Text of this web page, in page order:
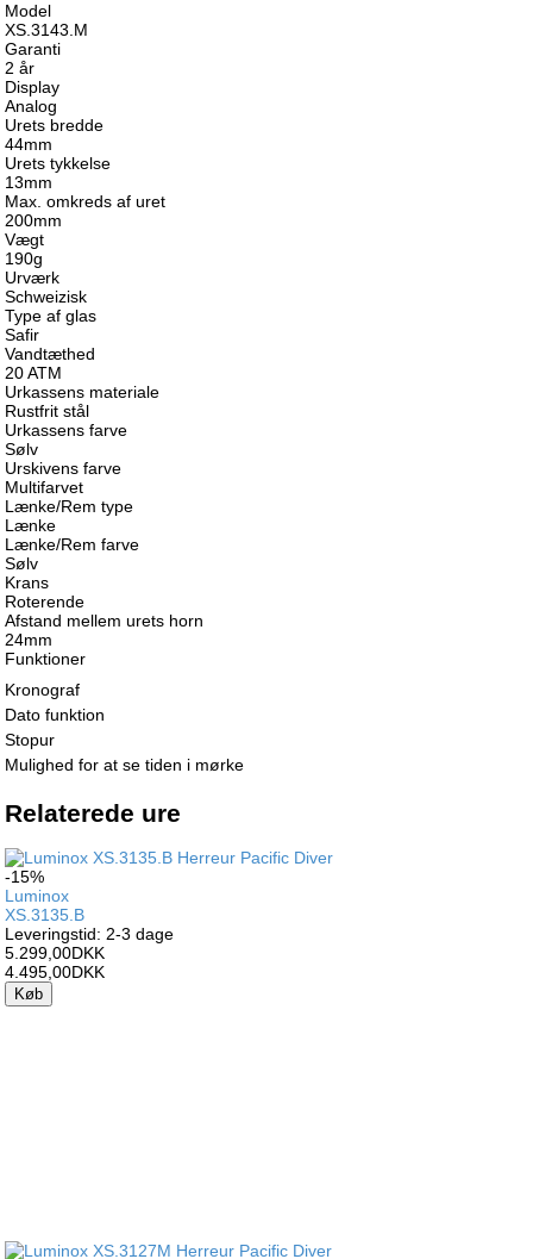
Model
XS.3143.M
Garanti
2 år
Display
Analog
Urets bredde
44mm
Urets tykkelse
13mm
Max. omkreds af uret
200mm
Vægt
190g
Urværk
Schweizisk
Type af glas
Safir
Vandtæthed
20 ATM
Urkassens materiale
Rustfrit stål
Urkassens farve
Sølv
Urskivens farve
Multifarvet
Lænke/Rem type
Lænke
Lænke/Rem farve
Sølv
Krans
Roterende
Afstand mellem urets horn
24mm
Funktioner
Kronograf
Dato funktion
Stopur
Mulighed for at se tiden i mørke
Relaterede ure
-15%
Luminox
XS.3135.B
Leveringstid: 2-3 dage
5.299,00DKK
4.495,00DKK
Køb